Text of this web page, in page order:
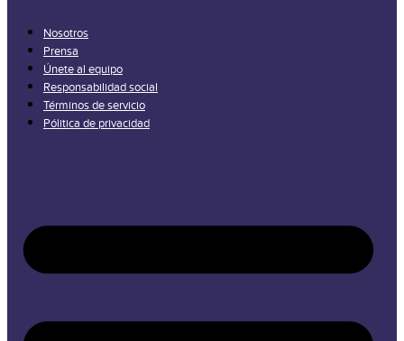
Nosotros
Prensa
Únete al equipo
Responsabilidad social
Términos de servicio
Pólitica de privacidad